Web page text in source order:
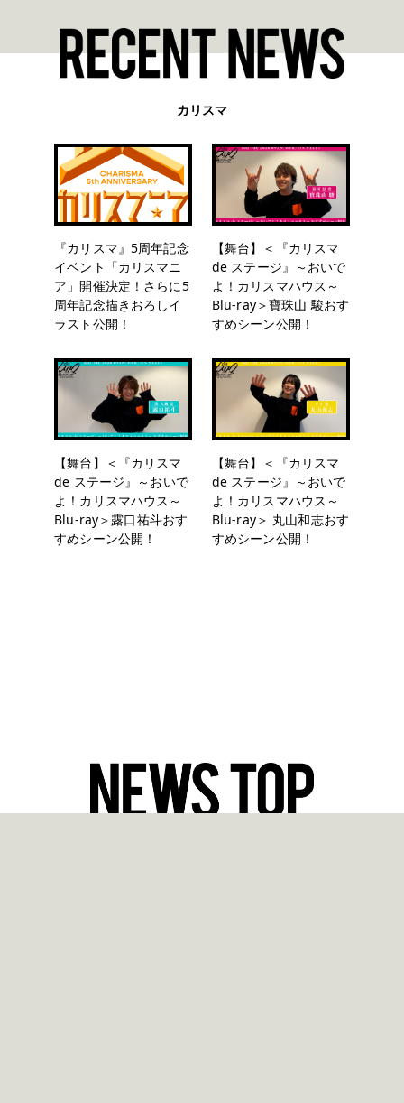
カリスマ
『カリスマ』5周年記念
イベント「カリスマニ
ア」開催決定！さらに5
周年記念描きおろしイ
ラスト公開！
【舞台】＜『カリスマ
de ステージ』～おいで
よ！カリスマハウス～
Blu-ray＞寶珠山 駿おす
すめシーン公開！
【舞台】＜『カリスマ
de ステージ』～おいで
よ！カリスマハウス～
Blu-ray＞露口祐斗おす
すめシーン公開！
【舞台】＜『カリスマ
de ステージ』～おいで
よ！カリスマハウス～
Blu-ray＞ 丸山和志おす
すめシーン公開！